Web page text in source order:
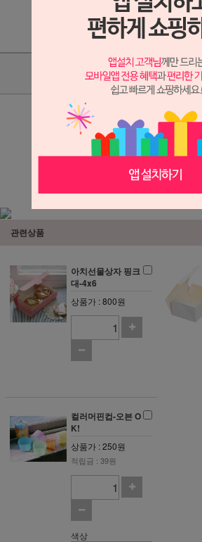
상품리뷰
상세정보 새창 열기
상세 정보를 확대해 보
관련상품
아치선물상자 핑크
대-4x6
상품가 : 800원
컬러머핀컵-오븐 O
K!
상품가 : 250원
적립금 : 39원
색상